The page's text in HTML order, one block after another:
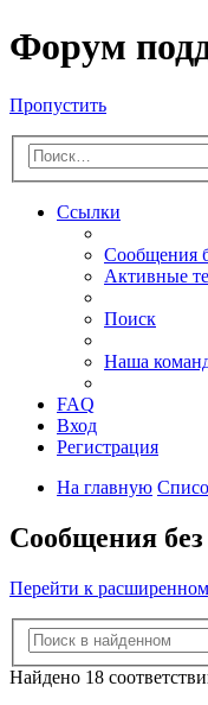
Форум
Пропустить
Ссылки
Сообщения
Активные
Поиск
Наша
FAQ
Вход
Регистрация
На главную
Сообщения без
Перейти к
Найдено 18